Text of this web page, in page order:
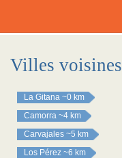
Villes voisines
La Gitana ~0 km
Camorra ~4 km
Carvajales ~5 km
Los Pérez ~6 km